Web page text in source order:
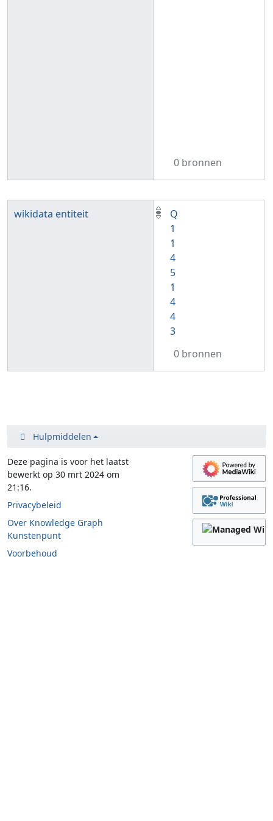
0 bronnen
wikidata entiteit
Q
1
1
4
5
1
4
4
3
0 bronnen
Hulpmiddelen
Deze pagina is voor het laatst
bewerkt op 30 mrt 2024 om
21:16.
Privacybeleid
Over Knowledge Graph
Kunstenpunt
Voorbehoud